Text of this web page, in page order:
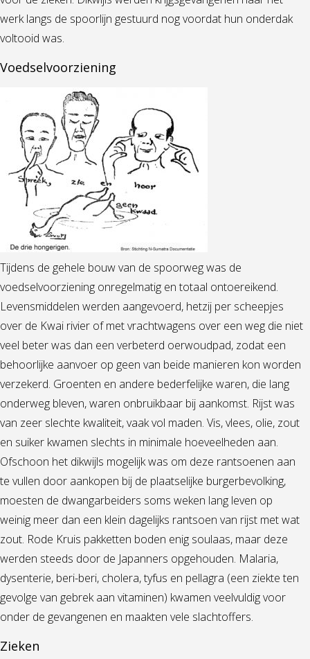
werk langs de spoorlijn gestuurd nog voordat hun onderdak
voltooid was.
Voedselvoorziening
Tijdens de gehele bouw van de spoorweg was de
voedselvoorziening onregelmatig en totaal ontoereikend.
Levensmiddelen werden aangevoerd, hetzij per scheepjes
over de Kwai rivier of met vrachtwagens over een weg die niet
veel beter was dan een verbeterd oerwoudpad, zodat een
behoorlijke aanvoer op geen van beide manieren kon worden
verzekerd. Groenten en andere bederfelijke waren, die lang
onderweg bleven, waren onbruikbaar bij aankomst. Rijst was
van zeer slechte kwaliteit, vaak vol maden. Vis, vlees, olie, zout
en suiker kwamen slechts in minimale hoeveelheden aan.
Ofschoon het dikwijls mogelijk was om deze rantsoenen aan
te vullen door aankopen bij de plaatselijke burgerbevolking,
moesten de dwangarbeiders soms weken lang leven op
weinig meer dan een klein dagelijks rantsoen van rijst met wat
zout. Rode Kruis pakketten boden enig soulaas, maar deze
werden steeds door de Japanners opgehouden. Malaria,
dysenterie, beri-beri, cholera, tyfus en pellagra (een ziekte ten
gevolge van gebrek aan vitaminen) kwamen veelvuldig voor
onder de gevangenen en maakten vele slachtoffers.
Zieken